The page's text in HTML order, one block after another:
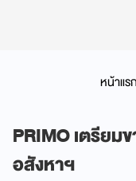
หน้าแรก
PRIMO เตรียม
อสังหาฯ